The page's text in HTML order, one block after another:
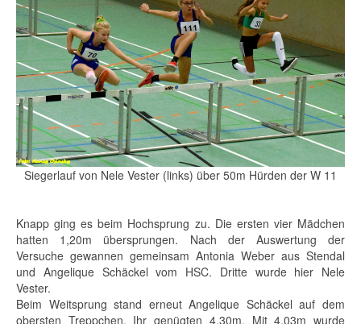
Siegerlauf von Nele Vester (links) über 50m Hürden der W 11
Knapp ging es beim Hochsprung zu. Die ersten vier Mädchen
hatten 1,20m übersprungen. Nach der Auswertung der
Versuche gewannen gemeinsam Antonia Weber aus Stendal
und Angelique Schäckel vom HSC. Dritte wurde hier Nele
Vester.
Beim Weitsprung stand erneut Angelique Schäckel auf dem
obersten Treppchen. Ihr genügten 4,30m. Mit 4,03m wurde